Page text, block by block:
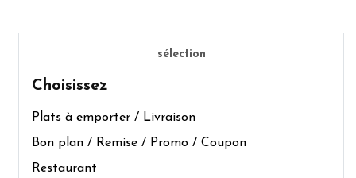
sélection
Choisissez
Plats à emporter / Livraison
Bon plan / Remise / Promo / Coupon
Restaurant